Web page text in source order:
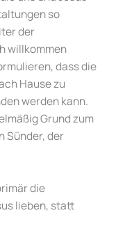
so
der
willkommen
dass die
Hause zu
werden kann.
Grund zum
Sünder, der
die
lieben, statt